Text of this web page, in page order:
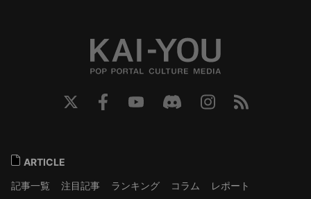
ARTICLE
記事一覧
注目記事 ランキング コラム
レポート